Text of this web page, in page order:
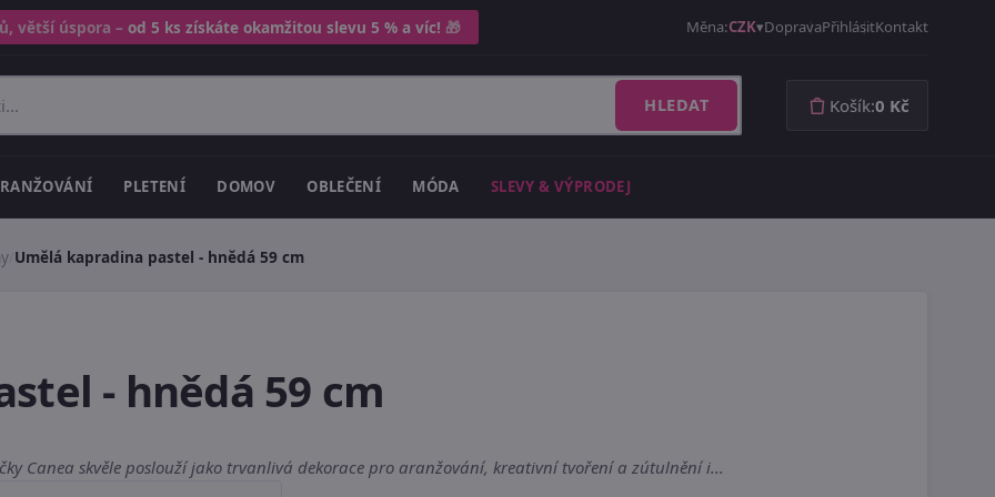
větší úspora –od 5 ks získáte okamžitou slevu 5 % a víc! 🎁 Měna:CZK DopravaPřihlásitKontakt
HLEDAT Košík:0 Kč
PLETENÍ DOMOV OBLEČENÍ MÓDA SLEVY & VÝPRODEJ
Umělá kapradina pastel - hnědá 59 cm
- hnědá 59 cm
Canea skvěle poslouží jako trvanlivá dekorace pro aranžování, kreativní tvoření a zútulnění i...